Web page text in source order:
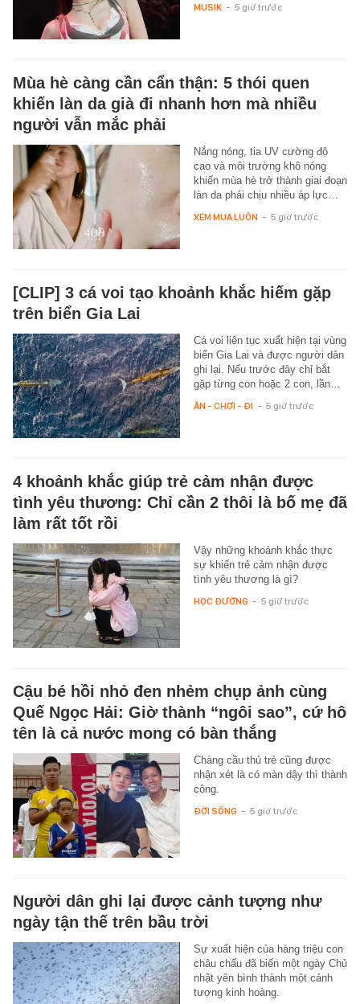
MUSIK - 5 giờ trước
Mùa hè càng cần cẩn thận: 5 thói quen
khiến làn da già đi nhanh hơn mà nhiều
người vẫn mắc phải
Nắng nóng, tia UV cường độ
cao và môi trường khô nóng
khiến mùa hè trở thành giai đoạn
làn da phải chịu nhiều áp lực…
XEM MUA LUÔN - 5 giờ trước
[CLIP] 3 cá voi tạo khoảnh khắc hiếm gặp
trên biển Gia Lai
Cá voi liên tục xuất hiện tại vùng
biển Gia Lai và được người dân
ghi lại. Nếu trước đây chỉ bắt
gặp từng con hoặc 2 con, lần…
ĂN - CHƠI - ĐI - 5 giờ trước
4 khoảnh khắc giúp trẻ cảm nhận được
tình yêu thương: Chỉ cần 2 thôi là bố mẹ đã
làm rất tốt rồi
Vậy những khoảnh khắc thực
sự khiến trẻ cảm nhận được
tình yêu thương là gì?
HỌC ĐƯỜNG - 5 giờ trước
Cậu bé hồi nhỏ đen nhẻm chụp ảnh cùng
Quế Ngọc Hải: Giờ thành “ngôi sao”, cứ hô
tên là cả nước mong có bàn thắng
Chàng cầu thủ trẻ cũng được
nhận xét là có màn dậy thì thành
công.
ĐỜI SỐNG - 5 giờ trước
Người dân ghi lại được cảnh tượng như
ngày tận thế trên bầu trời
Sự xuất hiện của hàng triệu con
châu chấu đã biến một ngày Chủ
nhật yên bình thành một cảnh
tượng kinh hoàng.